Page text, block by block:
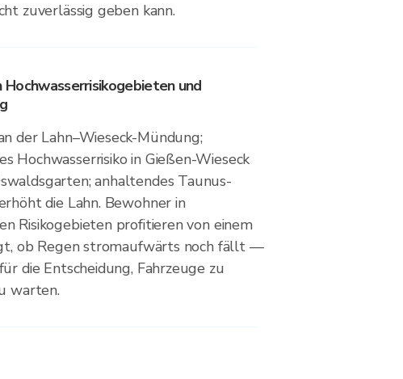
zuverlässig geben kann.
Hochwasserrisikogebieten und
der Lahn–Wieseck-Mündung;
Hochwasserrisiko in Gießen-Wieseck
anhaltendes Taunus-
die Lahn. Bewohner in
Risikogebieten profitieren von einem
ob Regen stromaufwärts noch fällt —
die Entscheidung, Fahrzeuge zu
warten.